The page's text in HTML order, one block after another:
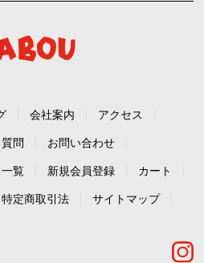
会社案内 アクセス
問 お問い合わせ
覧 新規会員登録 カート
特定商取引法 サイトマップ